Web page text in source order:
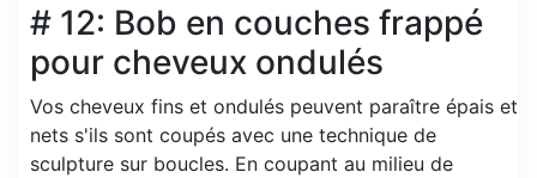
# 12: Bob en couches frappé
pour cheveux ondulés
Vos cheveux fins et ondulés peuvent paraître épais et
nets s'ils sont coupés avec une technique de
sculpture sur boucles. En coupant au milieu de